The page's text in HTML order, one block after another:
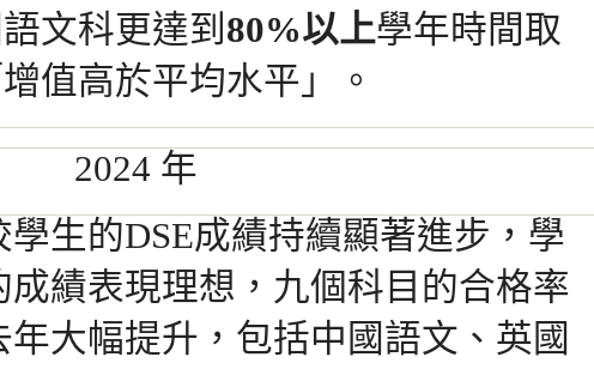
語文科更達到 80%以上學年時間取
值高於平均水平」。
2024 年
學生的DSE成績持續顯著進步，學
成績表現理想，九個科目的合格率
年大幅提升，包括中國語文、英國